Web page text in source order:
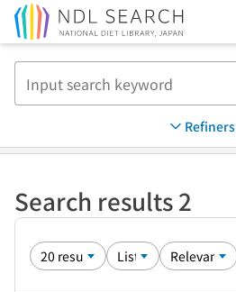
Refiners
Search results 2